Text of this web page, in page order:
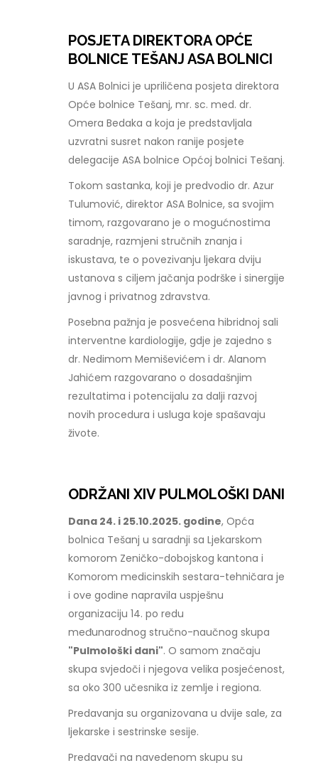
POSJETA DIREKTORA OPĆE
BOLNICE TEŠANJ ASA BOLNICI
U ASA Bolnici je upriličena posjeta direktora
Opće bolnice Tešanj, mr. sc. med. dr.
Omera Bedaka a koja je predstavljala
uzvratni susret nakon ranije posjete
delegacije ASA bolnice Općoj bolnici Tešanj.
Tokom sastanka, koji je predvodio dr. Azur
Tulumović, direktor ASA Bolnice, sa svojim
timom, razgovarano je o mogućnostima
saradnje, razmjeni stručnih znanja i
iskustava, te o povezivanju ljekara dviju
ustanova s ciljem jačanja podrške i sinergije
javnog i privatnog zdravstva.
Posebna pažnja je posvećena hibridnoj sali
interventne kardiologije, gdje je zajedno s
dr. Nedimom Memiševićem i dr. Alanom
Jahićem razgovarano o dosadašnjim
rezultatima i potencijalu za dalji razvoj
novih procedura i usluga koje spašavaju
živote.
ODRŽANI XIV PULMOLOŠKI DANI
Dana 24. i 25.10.2025. godine, Opća
bolnica Tešanj u saradnji sa Ljekarskom
komorom Zeničko-dobojskog kantona i
Komorom medicinskih sestara-tehničara je
i ove godine napravila uspješnu
organizaciju 14. po redu
međunarodnog stručno-naučnog skupa
"Pulmološki dani". O samom značaju
skupa svjedoči i njegova velika posjećenost,
sa oko 300 učesnika iz zemlje i regiona.
Predavanja su organizovana u dvije sale, za
ljekarske i sestrinske sesije.
Predavači na navedenom skupu su